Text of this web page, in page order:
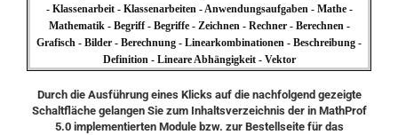
- Klassenarbeit - Klassenarbeiten - Anwendungsaufgaben - Mathe -
Mathematik - Begriff - Begriffe - Zeichnen - Rechner - Berechnen -
Grafisch - Bilder - Berechnung - Linearkombinationen - Beschreibung -
Definition- Lineare Abhängigkeit - Vektor
Durch die Ausführung eines Klicks auf die nachfolgend gezeigte
Schaltfläche gelangen Sie zum Inhaltsverzeichnis der in MathProf
5.0 implementierten Module bzw. zur Bestellseite für das